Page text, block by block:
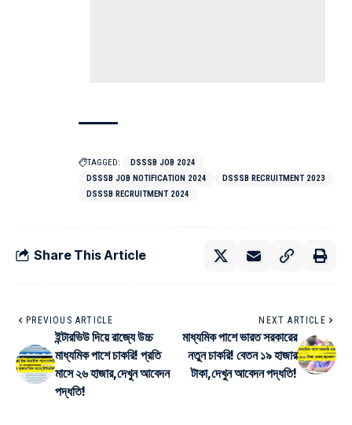
TAGGED:
DSSSB JOB 2024
DSSSB JOB NOTIFICATION 2024
DSSSB RECRUITMENT 2023
DSSSB RECRUITMENT 2024
Share This Article
PREVIOUS ARTICLE
ইন্টারভিউ দিয়ে রাজ্যে উচ্চ
মাধ্যমিক পাশে চাকরি! প্রতি
মাসে ২৬ হাজার,দেখুন আবেদন
পদ্ধতি!
NEXT ARTICLE
মাধ্যমিক পাশে ভারত সরকারের
নতুন চাকরি! বেতন ১৯ হাজার
টাকা,দেখুন আবেদন পদ্ধতি!